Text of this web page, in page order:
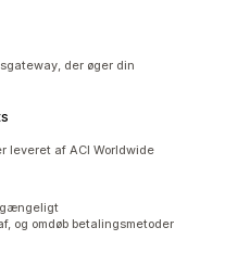
der øger din
leveret af ACI Worldwide
og omdøb betalingsmetoder